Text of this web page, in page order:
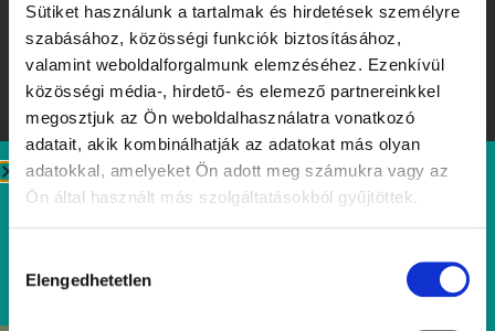
Sütiket használunk a tartalmak és hirdetések személyre
szabásához, közösségi funkciók biztosításához,
valamint weboldalforgalmunk elemzéséhez. Ezenkívül
közösségi média-, hirdető- és elemező partnereinkkel
megosztjuk az Ön weboldalhasználatra vonatkozó
adatait, akik kombinálhatják az adatokat más olyan
adatokkal, amelyeket Ön adott meg számukra vagy az
Ön által használt más szolgáltatásokból gyűjtöttek.
kiválasztása
Elengedhetetlen
Ízek, amiket érdemes megjegyezni – Tibidabo Kóstolóhét a
Elolvasom